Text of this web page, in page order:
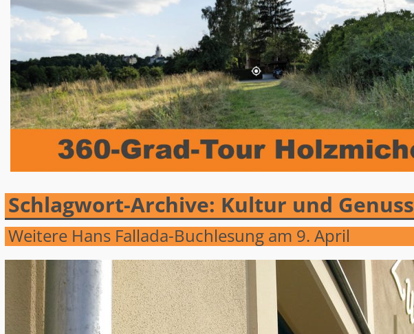
Schlagwort-Archive: Kultur und Genuss
Weitere Hans Fallada-Buchlesung am 9. April